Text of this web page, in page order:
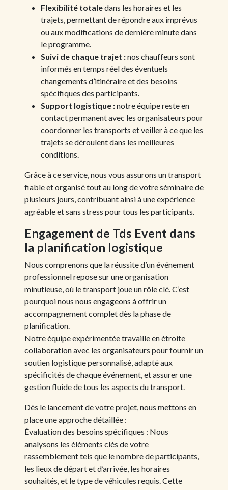
Flexibilité totaledans les horaires et les
trajets, permettant de répondre aux imprévus
ou aux modifications de dernière minute dans
le programme.
Suivi de chaque trajet :nos chauffeurs sont
informés en temps réel des éventuels
changements d’itinéraire et des besoins
spécifiques des participants.
Support logistique :notre équipe reste en
contact permanent avec les organisateurs pour
coordonner les transports et veiller à ce que les
trajets se déroulent dans les meilleures
conditions.
Grâce à ce service, nous vous assurons un transport
fiable et organisé tout au long de votre séminaire de
plusieurs jours, contribuant ainsi à une expérience
agréable et sans stress pour tous les participants.
Engagement de Tds Event dans
la planification logistique
Nous comprenons que la réussite d’un événement
professionnel repose sur une organisation
minutieuse, où le transport joue un rôle clé. C’est
pourquoi nous nous engageons à offrir un
accompagnement complet dès la phase de
planification.
Notre équipe expérimentée travaille en étroite
collaboration avec les organisateurs pour fournir un
soutien logistique personnalisé, adapté aux
spécificités de chaque événement, et assurer une
gestion fluide de tous les aspects du transport.
Dès le lancement de votre projet, nous mettons en
place une approche détaillée :
Évaluation des besoins spécifiques : Nous
analysons les éléments clés de votre
rassemblement tels que le nombre de participants,
les lieux de départ et d’arrivée, les horaires
souhaités, et le type de véhicules requis. Cette